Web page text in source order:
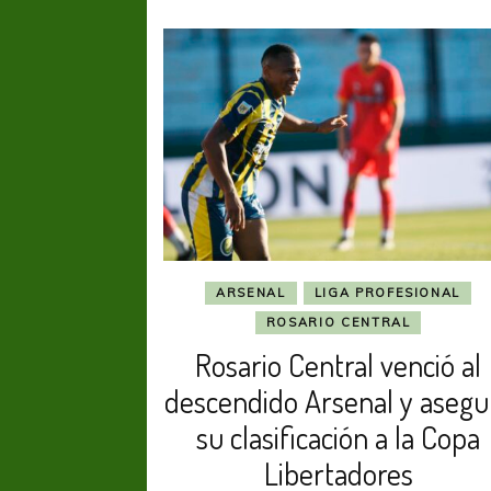
ARSENAL
LIGA PROFESIONAL
ROSARIO CENTRAL
Rosario Central venció al
descendido Arsenal y
su clasificación a la Copa
Libertadores